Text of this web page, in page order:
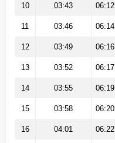
10 03:43 06:12
11 03:46 06:14
12 03:49 06:16
13 03:52 06:17
14 03:55 06:19
15 03:58 06:20
16 04:01 06:22